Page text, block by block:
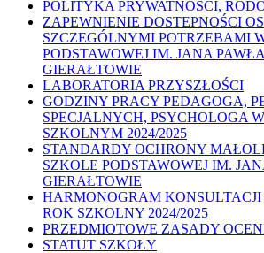
POLITYKA PRYWATNOŚCI,
ZAPEWNIENIE DOSTEPNOŚCI
SZCZEGÓLNYMI POTRZEBAMI
PODSTAWOWEJ IM. JANA
GIERAŁTOWIE
LABORATORIA PRZYSZŁOŚCI
GODZINY PRACY PEDAGOGA,
SPECJALNYCH, PSYCHOLOGA
SZKOLNYM 2024/2025
STANDARDY OCHRONY
SZKOLE PODSTAWOWEJ IM.
GIERAŁTOWIE
HARMONOGRAM
ROK SZKOLNY 2024/2025
PRZEDMIOTOWE ZASADY
STATUT SZKOŁY